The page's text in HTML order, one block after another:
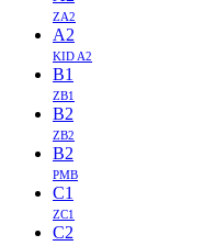
ZA2
A2
KID A2
B1
ZB1
B2
ZB2
B2
PMB
C1
ZC1
C2